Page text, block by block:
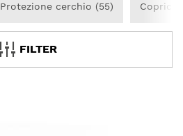
Protezione cerchio (55)
FILTER